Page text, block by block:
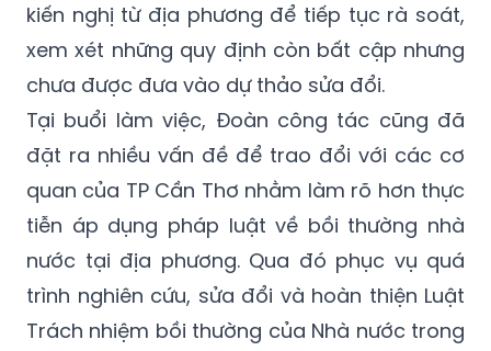
kiến nghị từ địa phương để tiếp tục rà soát,
xem xét những quy định còn bất cập nhưng
chưa được đưa vào dự thảo sửa đổi.
Tại buổi làm việc, Đoàn công tác cũng đã
đặt ra nhiều vấn đề để trao đổi với các cơ
quan của TP Cần Thơ nhằm làm rõ hơn thực
tiễn áp dụng pháp luật về bồi thường nhà
nước tại địa phương. Qua đó phục vụ quá
trình nghiên cứu, sửa đổi và hoàn thiện Luật
Trách nhiệm bồi thường của Nhà nước trong